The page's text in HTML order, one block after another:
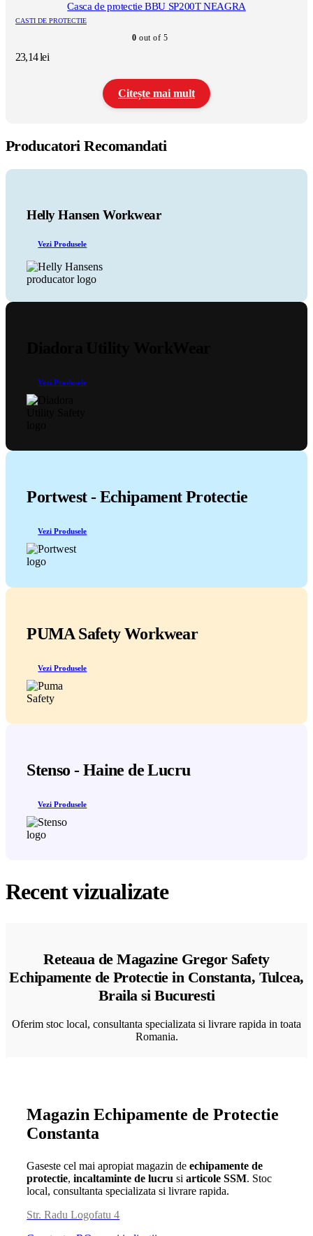
Casca de protectie BBU SP200T NEAGRA
CASTI DE PROTECTIE
0 out of 5
23,14lei
Citește mai mult
Producatori Recomandati
Helly Hansen Workwear
Vezi Produsele
Vezi Produsele
Portwest - Echipament Protectie
Vezi Produsele
PUMA Safety Workwear
Vezi Produsele
Stenso - Haine de Lucru
Vezi Produsele
Recent vizualizate
Reteaua de Magazine Gregor Safety
Echipamente de Protectie in Constanta, Tulcea,
Braila si Bucuresti
Oferim stoc local, consultanta specializata si livrare rapida in toata
Romania.
Magazin Echipamente de Protectie
Constanta
Gaseste cel mai apropiat magazin deechipamente de
protectie,incaltaminte de lucru siarticole SSM. Stoc
local, consultanta specializata si livrare rapida.
Str. Radu Logofatu 4